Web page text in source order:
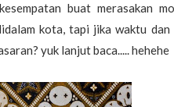
buat merasakan
kota, tapi jika waktu
yuk lanjut baca..... hehehe